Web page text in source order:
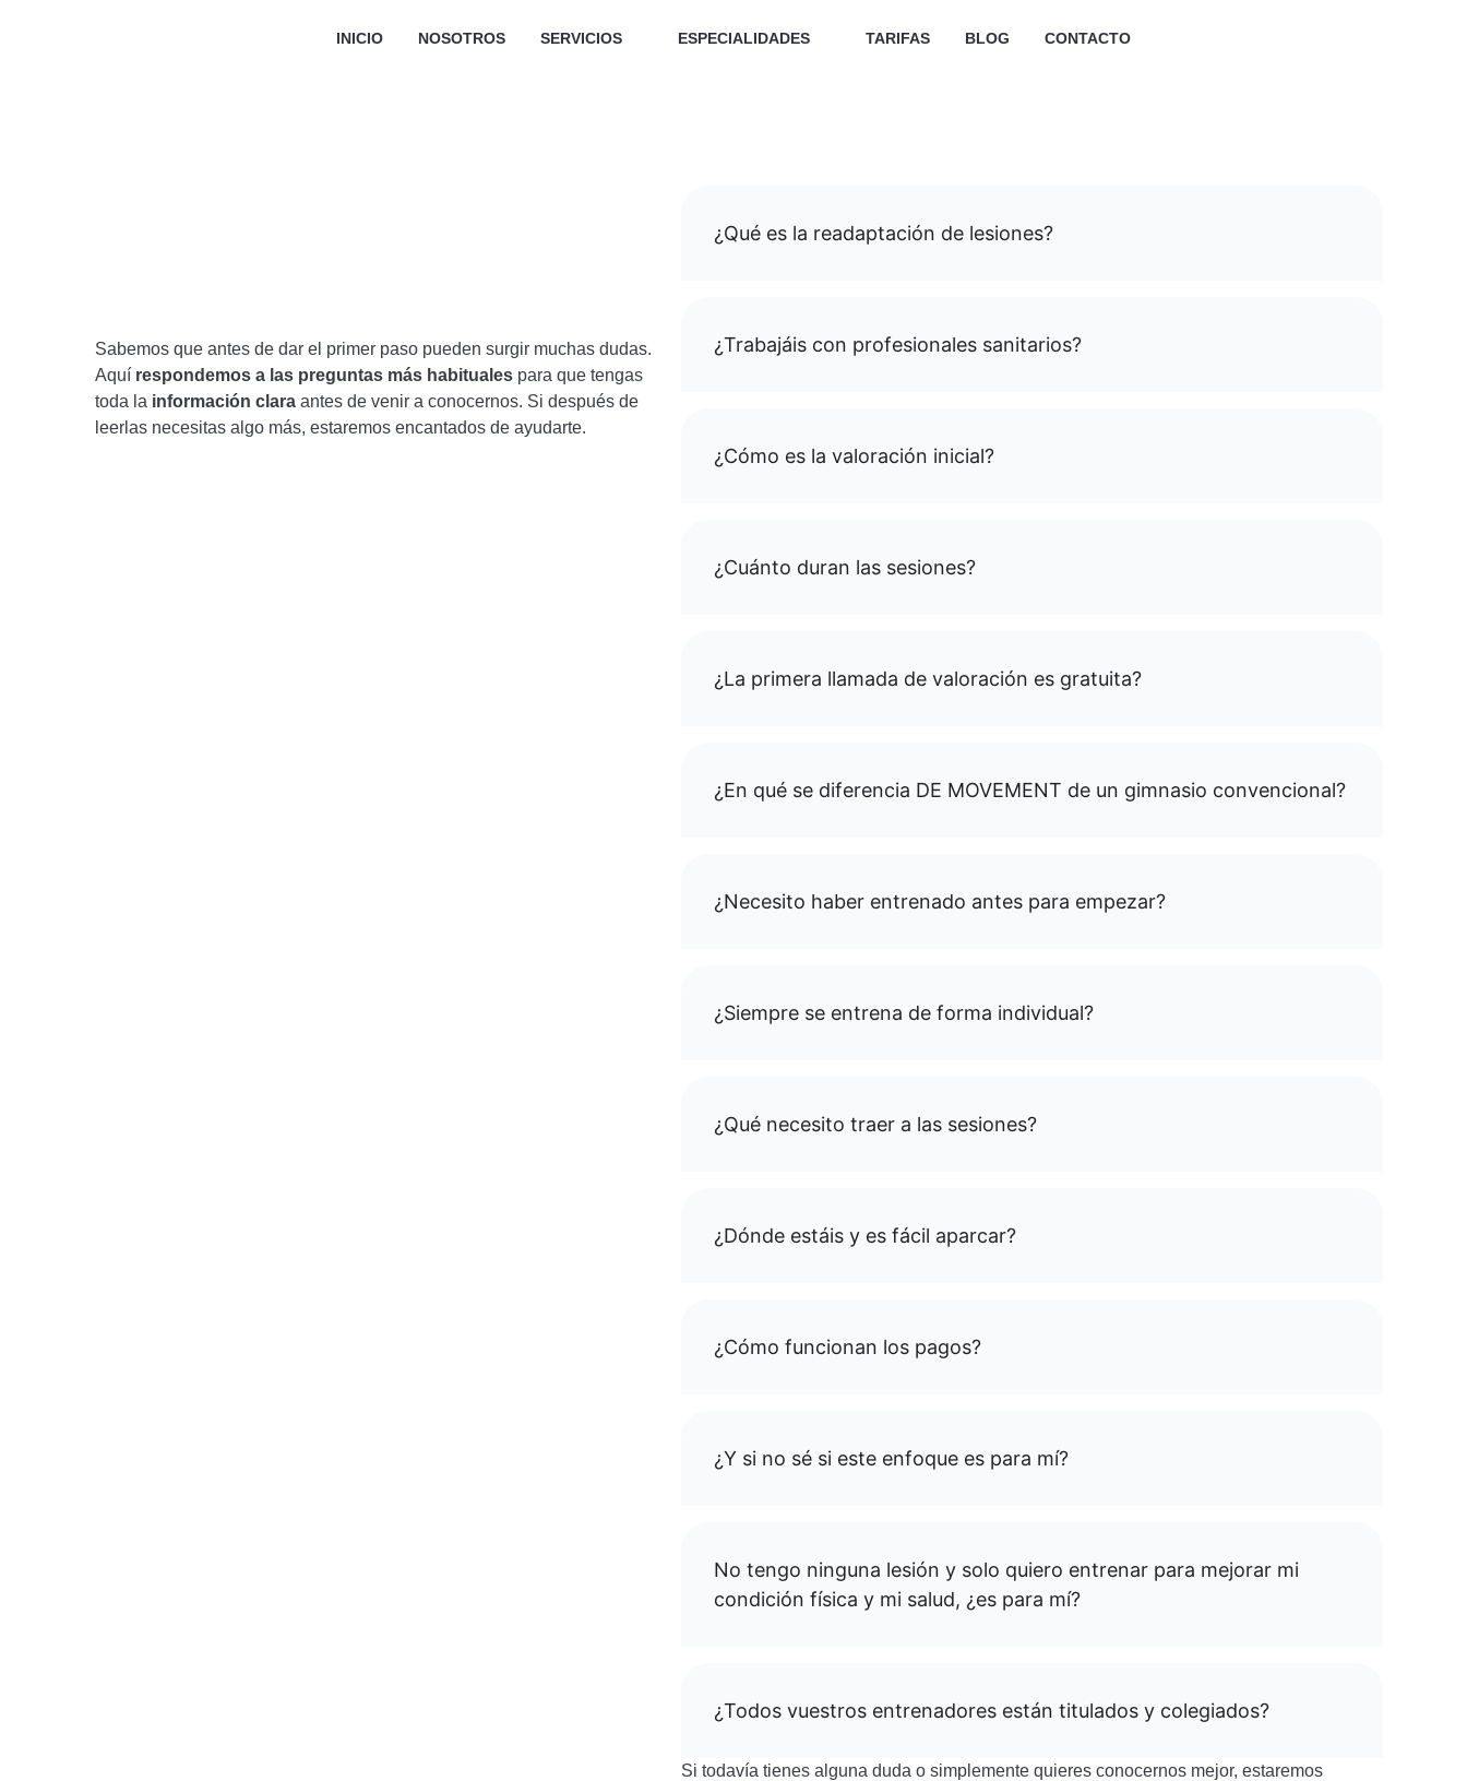
INICIO NOSOTROS SERVICIOS ESPECIALIDADES TARIFAS BLOG CONTACTO
Sabemos que antes de dar el primer paso pueden surgir muchas dudas.
Aquí respondemos a las preguntas más habituales para que tengas
toda la información clara antes de venir a conocernos. Si después de
leerlas necesitas algo más, estaremos encantados de ayudarte.
¿Qué es la readaptación de lesiones?
¿Trabajáis con profesionales sanitarios?
¿Cómo es la valoración inicial?
¿Cuánto duran las sesiones?
¿La primera llamada de valoración es gratuita?
¿En qué se diferencia DE MOVEMENT de un gimnasio convencional?
¿Necesito haber entrenado antes para empezar?
¿Siempre se entrena de forma individual?
¿Qué necesito traer a las sesiones?
¿Dónde estáis y es fácil aparcar?
¿Cómo funcionan los pagos?
¿Y si no sé si este enfoque es para mí?
No tengo ninguna lesión y solo quiero entrenar para mejorar mi
condición física y mi salud, ¿es para mí?
¿Todos vuestros entrenadores están titulados y colegiados?
Si todavía tienes alguna duda o simplemente quieres conocernos mejor, estaremos